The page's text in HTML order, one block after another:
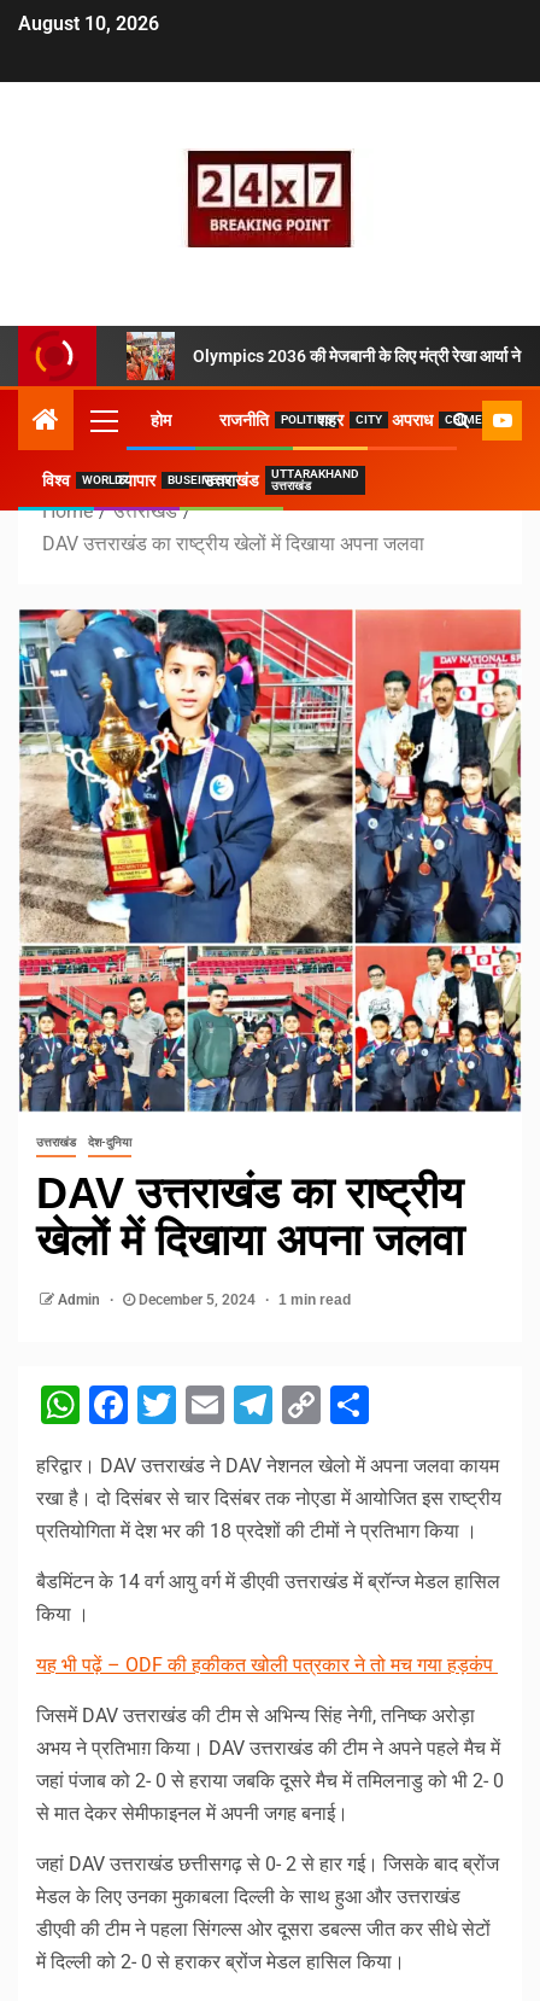
August 10, 2026
Olympics 2036 की मेजबानी के लिए मंत्री रेखा आर्या ने
होम राजनीति POLITICSशहर CITY अपराध CRIME
विश्व WORLDव्यापार BUSEINESSउत्तराखंड
UTTARAKHAND
उत्तराखंड
Home
उत्तराखंड
DAV उत्तराखंड का राष्ट्रीय खेलों में दिखाया अपना जलवा
उत्तराखंड देश-दुनिया
DAV उत्तराखंड का राष्ट्रीय
खेलों में दिखाया अपना जलवा
Admin December 5, 2024 1 min read
WhatsApp
Facebook
Twitter
EmailTelegram
Copy
Link
हरिद्वार। DAV उत्तराखंड ने DAV नेशनल खेलो में अपना जलवा कायम
रखा है। दो दिसंबर से चार दिसंबर तक नोएडा में आयोजित इस राष्ट्रीय
प्रतियोगिता में देश भर की 18 प्रदेशों की टीमों ने प्रतिभाग किया ।
बैडमिंटन के 14 वर्ग आयु वर्ग में डीएवी उत्तराखंड में ब्रॉन्ज मेडल हासिल
किया ।
यह भी पढ़ें – ODF की हकीकत खोली पत्रकार ने तो मच गया हड़कंप
जिसमें DAV उत्तराखंड की टीम से अभिन्य सिंह नेगी, तनिष्क अरोड़ा
अभय ने प्रतिभाग़ किया। DAV उत्तराखंड की टीम ने अपने पहले मैच में
जहां पंजाब को 2- 0 से हराया जबकि दूसरे मैच में तमिलनाडु को भी 2- 0
से मात देकर सेमीफाइनल में अपनी जगह बनाई।
जहां DAV उत्तराखंड छत्तीसगढ़ से 0- 2 से हार गई। जिसके बाद ब्रोंज
मेडल के लिए उनका मुकाबला दिल्ली के साथ हुआ और उत्तराखंड
डीएवी की टीम ने पहला सिंगल्स ओर दूसरा डबल्स जीत कर सीधे सेटों
में दिल्ली को 2- 0 से हराकर ब्रोंज मेडल हासिल किया।